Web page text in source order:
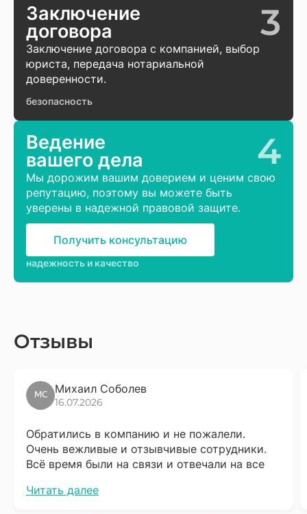
Заключение
договора
3
Заключение договора с компанией, выбор
юриста, передача нотариальной
доверенности.
безопасность
Ведение
вашего дела
4
Мы дорожим вашим доверием и ценим свою
репутацию, поэтому вы можете быть
уверены в надежной правовой защите.
Получить консультацию
надежность и качество
Отзывы
Михаил Соболев
16.07.2026
Обратились в компанию и не пожалели.
Очень вежливые и отзывчивые сотрудники.
Всё время были на связи и отвечали на все
терпения, процесс довольно не быстрый, но
Читать далее